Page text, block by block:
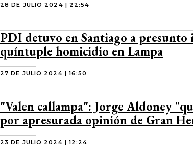
28 DE JULIO 2024 | 22:54
PDI detuvo en Santiago a presunto
quíntuple homicidio en Lampa
27 DE JULIO 2024 | 16:50
"Valen callampa": Jorge Aldoney
por apresurada opinión de Gran
23 DE JULIO 2024 | 12:24